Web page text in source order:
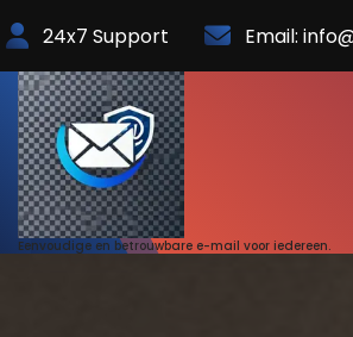
to
Content
24x7 Support Email:
Eenvoudige en betrouwbare e-mail voor iedereen.